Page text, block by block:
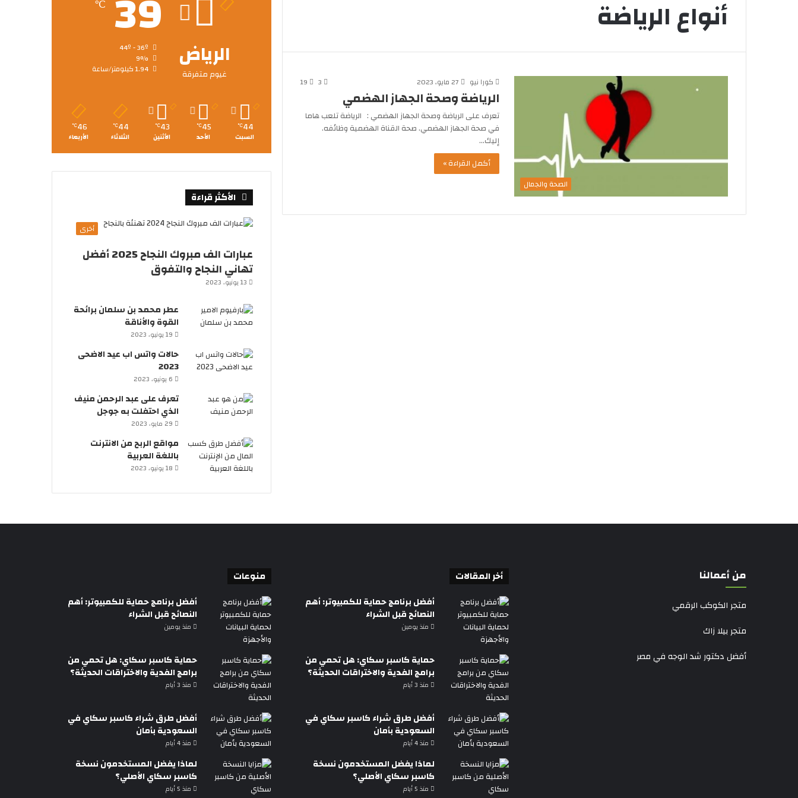
أنواع الرياضة
الصحة والجمال
كورا نيو 27 مايو، 2023 3
19
الرياضة وصحة الجهاز الهضمي
تعرف على الرياضة وصحة الجهاز الهضمي : الرياضة تلعب هاما
في صحة الجهاز الهضمي. صحة القناة الهضمية وظائفه.
إليك…
أكمل القراءة »
الرياض
غيوم متفرقة
℃
9%
1.94 كيلومتر/ساعة
44
℃
السبت
45
℃
الأحد
43
℃
الأثنين
44
℃
الثلاثاء
46
℃
الأربعاء
الأكثر قراءة
أخرى
عبارات الف مبروك النجاح 2025 أفضل
تهاني النجاح والتفوق
13 يونيو، 2023
عطر محمد بن سلمان برائحة
القوة والأناقة
19 يونيو، 2023
حالات واتس اب عيد الاضحى
2023
6 يونيو، 2023
تعرف على عبد الرحمن منيف
الذي احتفلت به جوجل
29 مايو، 2023
مواقع الربح من الانترنت
باللغة العربية
18 يونيو، 2023
من أعمالنا
متجر الكوكب الرقمي
متجر بيلا زاك
أفضل دكتور شد الوجه في مصر
أخر المقالات
أفضل برنامج حماية للكمبيوتر: أهم
النصائح قبل الشراء
منذ يومين
حماية كاسبر سكاي: هل تحمي من
برامج الفدية والاختراقات الحديثة؟
منذ 3 أيام
أفضل طرق شراء كاسبر سكاي في
السعودية بأمان
منذ 4 أيام
لماذا يفضل المستخدمون نسخة
كاسبر سكاي الأصلي؟
منذ 5 أيام
منوعات
أفضل برنامج حماية للكمبيوتر: أهم
النصائح قبل الشراء
منذ يومين
حماية كاسبر سكاي: هل تحمي من
برامج الفدية والاختراقات الحديثة؟
منذ 3 أيام
أفضل طرق شراء كاسبر سكاي في
السعودية بأمان
منذ 4 أيام
لماذا يفضل المستخدمون نسخة
كاسبر سكاي الأصلي؟
منذ 5 أيام